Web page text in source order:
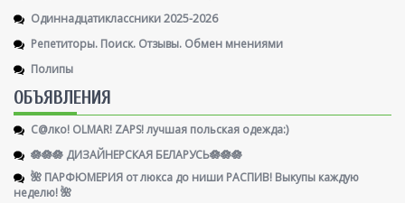
Одиннадцатиклассники 2025-2026
Репетиторы. Поиск. Отзывы. Обмен мнениями
Полипы
ОБЪЯВЛЕНИЯ
С@лко! OLMAR! ZAPS! лучшая польская одежда:)
🪷🪷🪷 ДИЗАЙНЕРСКАЯ БЕЛАРУСЬ🪷🪷🪷
🌺 ПАРФЮМЕРИЯ от люкса до ниши РАСПИВ! Выкупы каждую
неделю! 🌺